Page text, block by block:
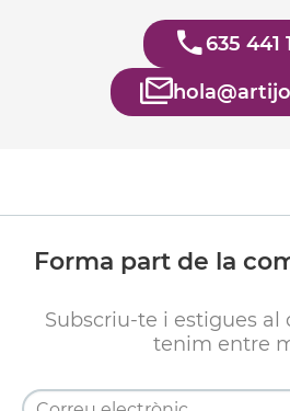
635 441
Forma part de la
Subscriu-te i estigues al
tenim entre